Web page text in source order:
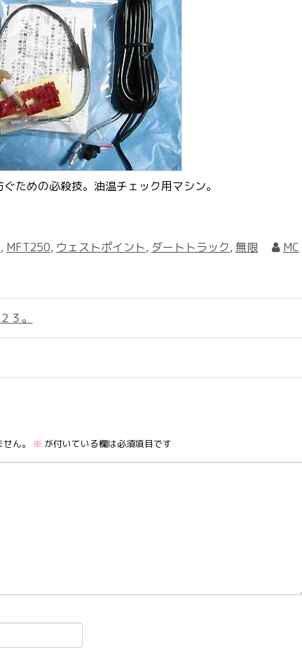
ための必殺技。油温チェック用マシン。
, MFT250, ウェストポイント, ダートトラック, 無限 MC
３。
ん。 ※ が付いている欄は必須項目です